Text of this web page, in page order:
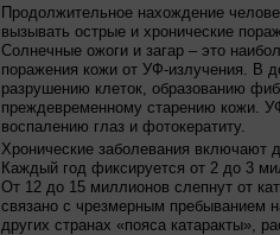
Продолжительное нахождение
вызывать острые и хронические
Солнечные ожоги и загар – это
поражения кожи от УФ-излучения. В
разрушению клеток, образованию
преждевременному старению кожи.
воспалению глаз и фотокератиту.
Хронические заболевания включают
Каждый год фиксируется от 2 до 3
От 12 до 15 миллионов слепнут от
связано с чрезмерным пребыванием
других странах «пояса катаракты»,